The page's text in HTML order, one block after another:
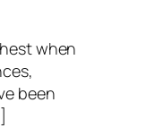
when
been